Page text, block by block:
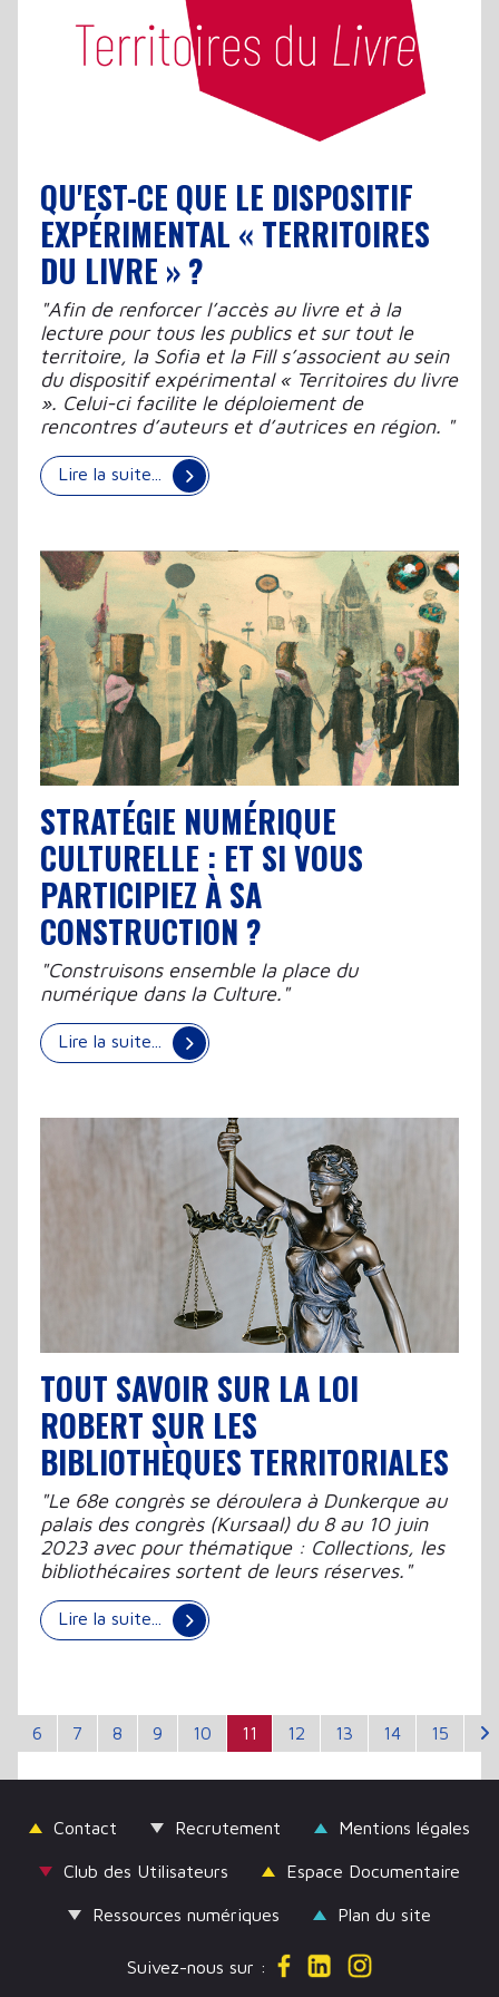
QU'EST-CE QUE LE DISPOSITIF
EXPÉRIMENTAL « TERRITOIRES
DU LIVRE » ?
"Afin de renforcer l’accès au livre et à la
lecture pour tous les publics et sur tout le
territoire, la Sofia et la Fill s’associent au sein
du dispositif expérimental « Territoires du livre
». Celui-ci facilite le déploiement de
rencontres d’auteurs et d’autrices en région. "
Lire la suite...
STRATÉGIE NUMÉRIQUE
CULTURELLE : ET SI VOUS
PARTICIPIEZ À SA
CONSTRUCTION ?
"Construisons ensemble la place du
numérique dans la Culture."
Lire la suite...
TOUT SAVOIR SUR LA LOI
ROBERT SUR LES
BIBLIOTHÈQUES TERRITORIALES
"Le 68e congrès se déroulera à Dunkerque au
palais des congrès (Kursaal) du 8 au 10 juin
2023 avec pour thématique : Collections, les
bibliothécaires sortent de leurs réserves."
Lire la suite...
6 7 8 9 10 11 12 13 14 15
Contact Recrutement Mentions légales
Club des Utilisateurs Espace Documentaire
Ressources numériques Plan du site
Suivez-nous sur :